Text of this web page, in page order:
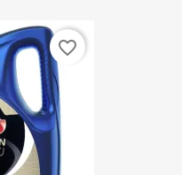
favorite_border